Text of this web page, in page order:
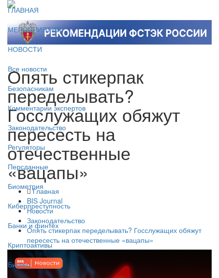
ГЛАВНАЯ
МЕРОПРИЯТИЯ
НОВОСТИ
Все новости
Безопасникам
Комментарии экспертов
Законодательство
Регуляторы
Персданные
Биометрия
Киберпреступность
Банки и финтех
Криптоактивы
Бизнес
Опять стикерпак
переделывать?
Госслужащих обяжут
пересесть на
отечественные
«вацапы»
Главная
BIS Journal
Новости
Законодательство
Опять стикерпак переделывать? Госслужащих обяжут
пересесть на отечественные «вацапы»